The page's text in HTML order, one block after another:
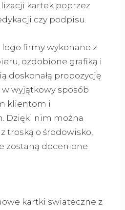
kartek poprzez
czy podpisu.
firmy wykonane z
ozdobione grafiką i
doskonałą propozycję
wyjątkowy sposób
klientom i
Dzięki nim można
troską o środowisko,
zostaną docenione
kartki swiateczne z